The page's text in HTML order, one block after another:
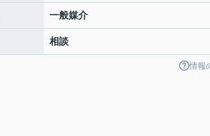
一般媒介
相談
情報